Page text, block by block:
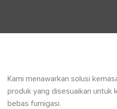
Kami menawarkan solusi
produk yang disesuaikan untuk
bebas fumigasi.